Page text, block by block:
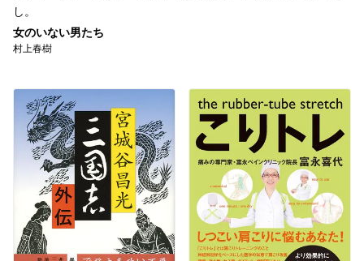
し。
女のいない男たち
村上春樹